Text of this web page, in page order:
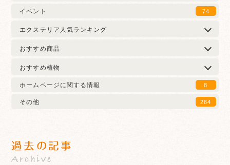
イベント 74
エクステリア人気ランキング
おすすめ商品
おすすめ植物
ホームページに関する情報
8
その他 284
過去の記事
Archive